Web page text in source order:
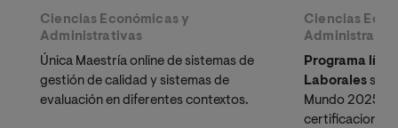
Ciencias Económicas y
Administrativas
Única Maestría online de sistemas de
gestión de calidad y sistemas de
evaluación en diferentes contextos.
Ciencias
Programa
Laborales
Mundo 2025.
certificaciones